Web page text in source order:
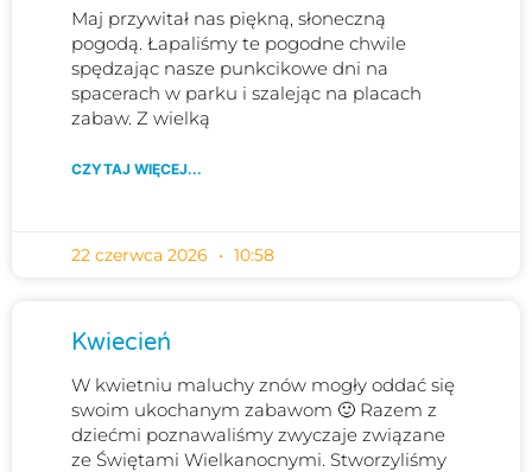
Maj przywitał nas piękną, słoneczną
pogodą. Łapaliśmy te pogodne chwile
spędzając nasze punkcikowe dni na
spacerach w parku i szalejąc na placach
zabaw. Z wielką
CZYTAJ WIĘCEJ...
22 czerwca 2026 10:58
Kwiecień
W kwietniu maluchy znów mogły oddać się
swoim ukochanym zabawom 🙂 Razem z
dziećmi poznawaliśmy zwyczaje związane
ze Świętami Wielkanocnymi. Stworzyliśmy